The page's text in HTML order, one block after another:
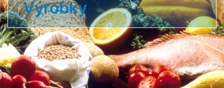
Výrobky